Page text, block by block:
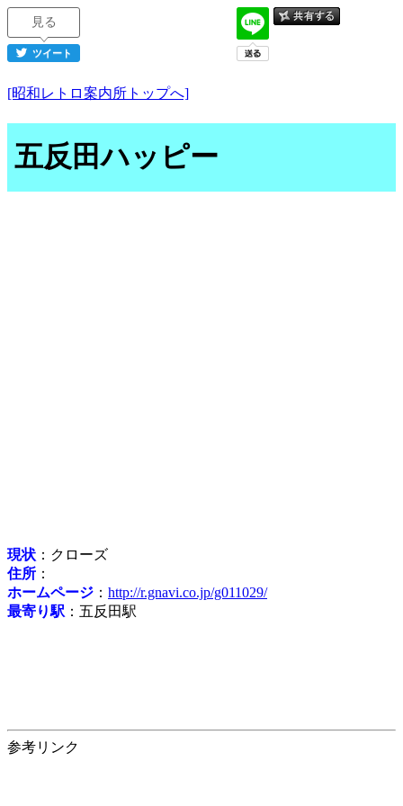
見る
ツイート
[昭和レトロ案内所トップへ]
五反田ハッピー
現状 ：クローズ
住所 ：
ホームページ ： http://r.gnavi.co.jp/g011029/
最寄り駅 ：五反田駅
参考リンク